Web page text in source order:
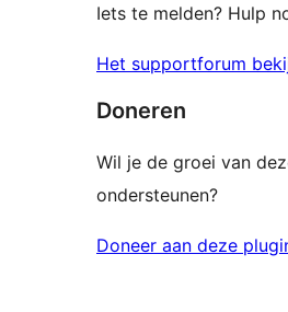
Iets te melden? Hulp
Het supportforum
Doneren
Wil je de groei van
ondersteunen?
Doneer aan deze